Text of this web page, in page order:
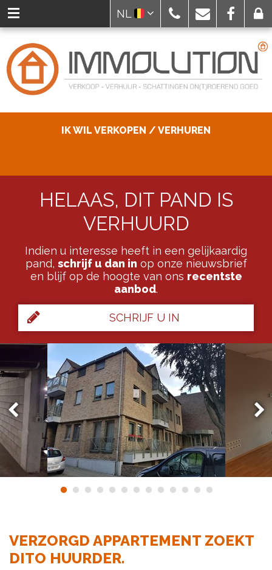
NL
IK WIL VERKOPEN / VERHUREN
HELAAS, DIT PAND IS
VERHUURD
Indien u interesse heeft in een gelijkaardig
pand, schrijf u dan in op onze nieuwsbrief
en blijf op de hoogte van ons recentste
aanbod.
SCHRIJF U IN
VERZORGD APPARTEMENT ZOEKT
DITO HUURDER.